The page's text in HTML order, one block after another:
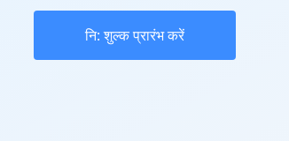
नि: शुल्क प्रारंभ करें